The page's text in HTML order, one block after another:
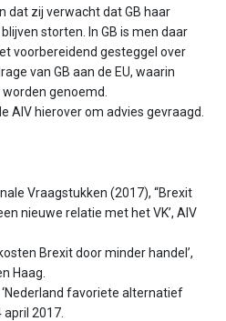
dat zij verwacht dat GB haar
storten. In GB is men daar
voorbereidend gesteggel over
van GB aan de EU, waarin
genoemd.
AIV hierover om advies gevraagd.
Vraagstukken (2017), ‘‘Brexit
nieuwe relatie met het VK’, AIV
Brexit door minder handel’,
Haag.
favoriete alternatief
april 2017.